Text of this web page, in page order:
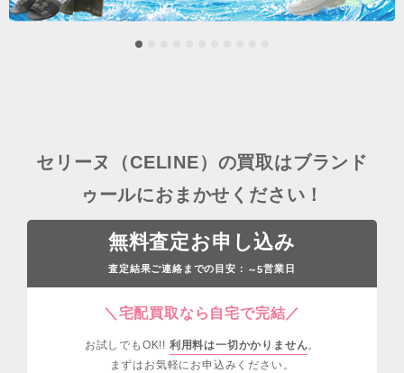
セリーヌ（CELINE）の買取はブランド
ゥールにおまかせください！
無料査定お申し込み
査定結果ご連絡までの目安： ～5営業日
＼宅配買取なら自宅で完結／
お試しでもOK!! 利用料は一切かかりません。
まずはお気軽にお申込みください。